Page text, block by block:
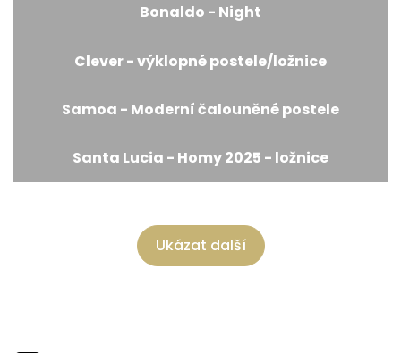
Bonaldo - Night
Clever - výklopné postele/ložnice
Samoa - Moderní čalouněné postele
Santa Lucia - Homy 2025 - ložnice
Ukázat další